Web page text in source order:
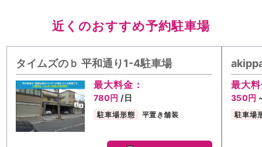
近くのおすすめ予約駐車場
タイムズのｂ 平和通り1-4駐車場
最大料金：
780円 /日
駐車場形態 平置き舗装
最大
350円
駐車場